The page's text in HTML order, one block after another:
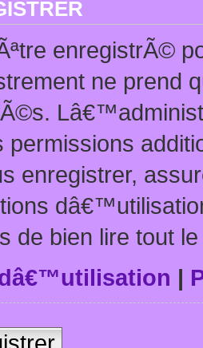
enregistrÃ©
ne prend
permissions
enregistrer,
de bien lire tout
|